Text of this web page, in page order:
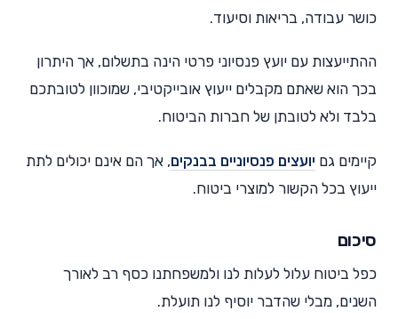
כושר עבודה, בריאות וסיעוד.
ההתייעצות עם יועץ פנסיוני פרטי הינה בתשלום, אך היתרון
בכך הוא שאתם מקבלים ייעוץ אובייקטיבי, שמוכוון לטובתכם
בלבד ולא לטובתן של חברות הביטוח.
קיימים גם יועצים פנסיוניים בבנקים, אך הם אינם יכולים לתת
ייעוץ בכל הקשור למוצרי ביטוח.
סיכום
כפל ביטוח עלול לעלות לנו ולמשפחתנו כסף רב לאורך
השנים, מבלי שהדבר יוסיף לנו תועלת.